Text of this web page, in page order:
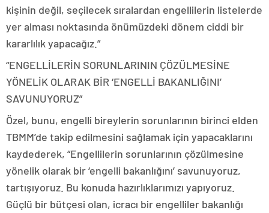
kişinin değil, seçilecek sıralardan engellilerin listelerde
yer alması noktasında önümüzdeki dönem ciddi bir
kararlılık yapacağız.”
“ENGELLİLERİN SORUNLARININ ÇÖZÜLMESİNE
YÖNELİK OLARAK BİR ‘ENGELLİ BAKANLIĞINI’
SAVUNUYORUZ”
Özel, bunu, engelli bireylerin sorunlarının birinci elden
TBMM’de takip edilmesini sağlamak için yapacaklarını
kaydederek, “Engellilerin sorunlarının çözülmesine
yönelik olarak bir ‘engelli bakanlığını’ savunuyoruz,
tartışıyoruz. Bu konuda hazırlıklarımızı yapıyoruz.
Güçlü bir bütçesi olan, icracı bir engelliler bakanlığı